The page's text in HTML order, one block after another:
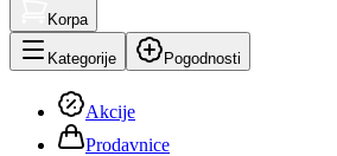
Korpa
Kategorije Pogodnosti
Akcije
Prodavnice